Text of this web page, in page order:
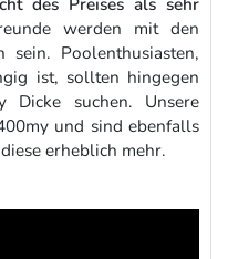
werden mit den
sein. Poolenthusiasten,
ist, sollten hingegen
Dicke suchen. Unsere
und sind ebenfalls
erheblich mehr.